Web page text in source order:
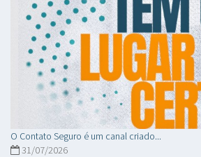
O Contato Seguro é um canal criado...
31/07/2026